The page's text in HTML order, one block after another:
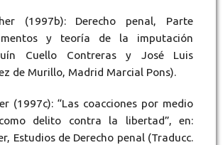
(1997b): Derecho penal, Parte
y teoría de la imputación
Cuello Contreras y José Luis
de Murillo, Madrid Marcial Pons).
(1997c): “Las coacciones por medio
delito contra la libertad”, en:
Estudios de Derecho penal (Traducc.